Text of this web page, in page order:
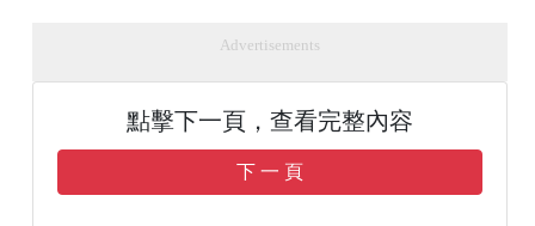
Advertisements
點擊下一頁，查看完整內容
下 一 頁